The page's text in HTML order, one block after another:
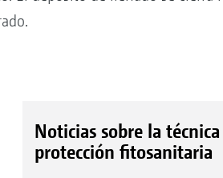
Noticias sobre la
protección fitosanitaria